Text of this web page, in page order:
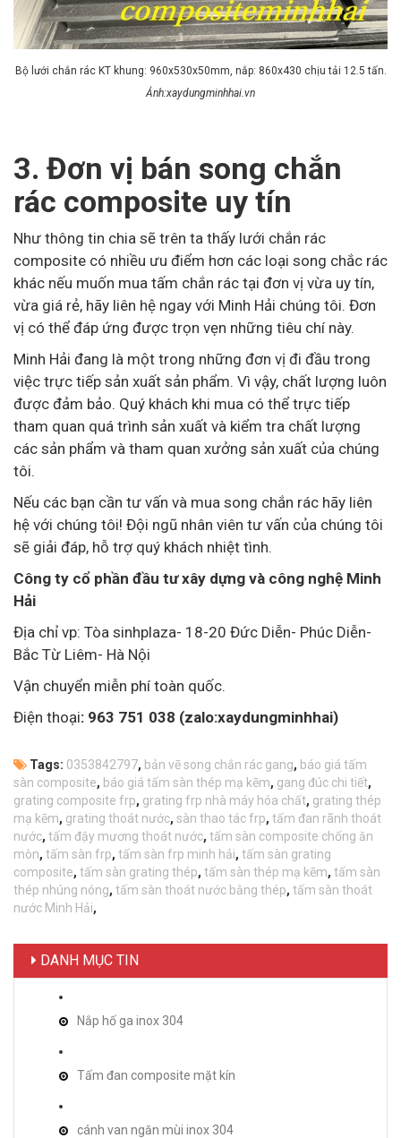
Bộ lưới chắn rác KT khung: 960x530x50mm, nắp: 860x430 chịu tải 12.5 tấn.
Ảnh:xaydungminhhai.vn
3. Đơn vị bán song chắn
rác composite uy tín
Như thông tin chia sẽ trên ta thấy lưới chắn rác
composite có nhiều ưu điểm hơn các loại song chắc rác
khác nếu muốn mua tấm chắn rác tại đơn vị vừa uy tín,
vừa giá rẻ, hãy liên hệ ngay với Minh Hải chúng tôi. Đơn
vị có thể đáp ứng được trọn vẹn những tiêu chí này.
Minh Hải đang là một trong những đơn vị đi đầu trong
việc trực tiếp sản xuất sản phẩm. Vì vậy, chất lượng luôn
được đảm bảo. Quý khách khi mua có thể trực tiếp
tham quan quá trình sản xuất và kiểm tra chất lượng
các sản phẩm và tham quan xưởng sản xuất của chúng
tôi.
Nếu các bạn cần tư vấn và mua song chắn rác hãy liên
hệ với chúng tôi! Đội ngũ nhân viên tư vấn của chúng tôi
sẽ giải đáp, hỗ trợ quý khách nhiệt tình.
Công ty cổ phần đầu tư xây dựng và công nghệ Minh
Hải
Địa chỉ vp: Tòa sinhplaza- 18-20 Đức Diễn- Phúc Diễn-
Bắc Từ Liêm- Hà Nội
Vận chuyển miễn phí toàn quốc.
Điện thoại: 963 751 038 (zalo:xaydungminhhai)
Tags: 0353842797, bản vẽ song chắn rác gang, báo giá tấm
sàn composite, báo giá tấm sàn thép mạ kẽm, gang đúc chi tiết,
grating composite frp, grating frp nhà máy hóa chất, grating thép
mạ kẽm, grating thoát nước, sàn thao tác frp, tấm đan rãnh thoát
nước, tấm đậy mương thoát nước, tấm sàn composite chống ăn
mòn, tấm sàn frp, tấm sàn frp minh hải, tấm sàn grating
composite, tấm sàn grating thép, tấm sàn thép mạ kẽm, tấm sàn
thép nhúng nóng, tấm sàn thoát nước bằng thép, tấm sàn thoát
nước Minh Hải,
DANH MỤC TIN
Nắp hố ga inox 304
Tấm đan composite mặt kín
cánh van ngăn mùi inox 304